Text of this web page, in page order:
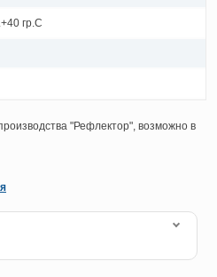
гр.С
"Рефлектор", возможно в